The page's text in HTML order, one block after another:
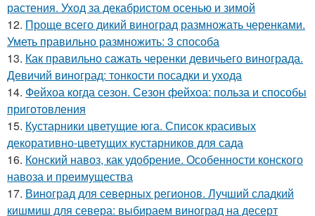
растения. Уход за декабристом осенью и зимой
12. Проще всего дикий виноград размножать черенками.
Уметь правильно размножить: 3 способа
13. Как правильно сажать черенки девичьего винограда.
Девичий виноград: тонкости посадки и ухода
14. Фейхоа когда сезон. Сезон фейхоа: польза и способы
приготовления
15. Кустарники цветущие юга. Список красивых
декоративно-цветущих кустарников для сада
16. Конский навоз, как удобрение. Особенности конского
навоза и преимущества
17. Виноград для северных регионов. Лучший сладкий
кишмиш для севера: выбираем виноград на десерт